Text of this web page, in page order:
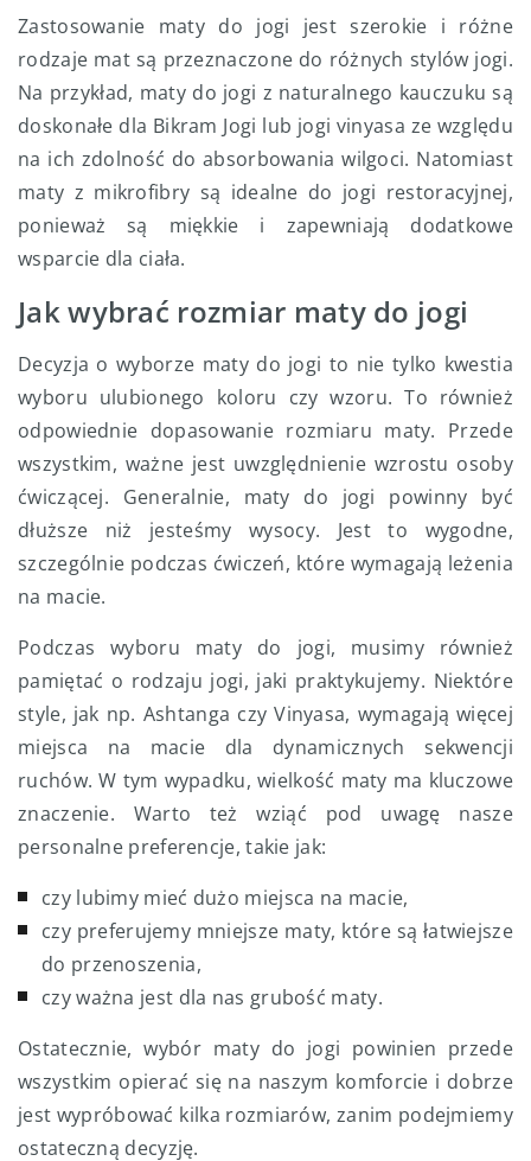
Zastosowanie maty do jogi jest szerokie i różne
rodzaje mat są przeznaczone do różnych stylów jogi.
Na przykład, maty do jogi z naturalnego kauczuku są
doskonałe dla Bikram Jogi lub jogi vinyasa ze względu
na ich zdolność do absorbowania wilgoci. Natomiast
maty z mikrofibry są idealne do jogi restoracyjnej,
ponieważ są miękkie i zapewniają dodatkowe
wsparcie dla ciała.
Jak wybrać rozmiar maty do jogi
Decyzja o wyborze maty do jogi to nie tylko kwestia
wyboru ulubionego koloru czy wzoru. To również
odpowiednie dopasowanie rozmiaru maty. Przede
wszystkim, ważne jest uwzględnienie wzrostu osoby
ćwiczącej. Generalnie, maty do jogi powinny być
dłuższe niż jesteśmy wysocy. Jest to wygodne,
szczególnie podczas ćwiczeń, które wymagają leżenia
na macie.
Podczas wyboru maty do jogi, musimy również
pamiętać o rodzaju jogi, jaki praktykujemy. Niektóre
style, jak np. Ashtanga czy Vinyasa, wymagają więcej
miejsca na macie dla dynamicznych sekwencji
ruchów. W tym wypadku, wielkość maty ma kluczowe
znaczenie. Warto też wziąć pod uwagę nasze
personalne preferencje, takie jak:
czy lubimy mieć dużo miejsca na macie,
czy preferujemy mniejsze maty, które są łatwiejsze
do przenoszenia,
czy ważna jest dla nas grubość maty.
Ostatecznie, wybór maty do jogi powinien przede
wszystkim opierać się na naszym komforcie i dobrze
jest wypróbować kilka rozmiarów, zanim podejmiemy
ostateczną decyzję.